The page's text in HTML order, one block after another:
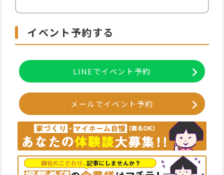
イベント予約する
LINEでイベント予約
メールでイベント予約